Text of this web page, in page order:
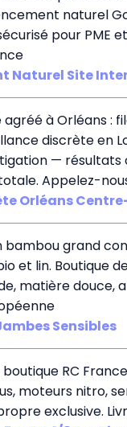
naturel
pour PME
Naturel Site
à Orléans :
discrète en
— résultats
Appelez-
Orléans
bambou grand
et lin. Boutique
matière douce,
Sensibles
RC
moteurs nitro,
exclusive.